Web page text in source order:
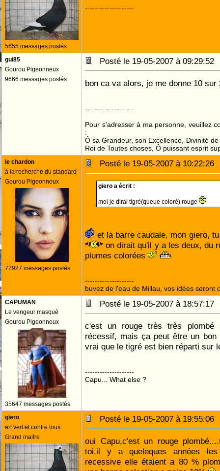
5655 messages postés
--------------------
gui85
Gourou Pigeonneux
9666 messages postés
Posté le 19-05-2007 à
bon ca va alors, je me donne 10 sur
--------------------
Pour s'adresser à ma personne, veuillez
:
Ô sa Grandeur, son Excellence, Divinité
Roi de Toutes choses, Ô puissant esprit
le chardon
à la recherche du standard
Gourou Pigeonneux
72927 messages postés
Posté le 19-05-2007 à
giero a écrit :
moi je dirai tigré(queue coloré) rouge
et la barre caudale, mon giero,
on dirait qu'il y a les deux, du
plumes colorées
--------------------
buvez de l'eau de Millau, vos idées seront
CAPUMAN
Le vengeur masqué
Gourou Pigeonneux
35647 messages postés
Posté le 19-05-2007 à
c'est un rouge très très
récessif, mais ça peut être un
vrai que le tigré est bien réparti sur
--------------------
Capu... What else ?
giero
en vert et contre tous
Grand maitre
Posté le 19-05-2007 à
oui Capu,c'est un rouge
toi,il y a queleques années les
recessive elle étaient a 80 %